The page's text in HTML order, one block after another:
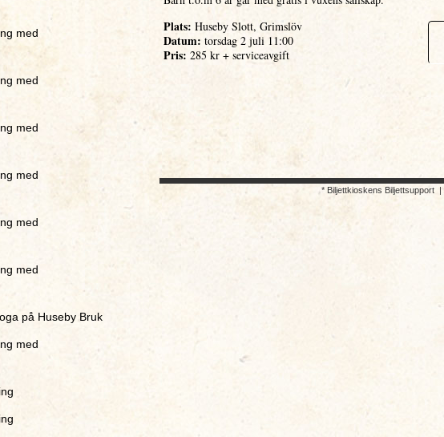
med
med
med
med
med
med
på Huseby Bruk
med
Plats: Huseby Slott, Grimslöv
Datum: torsdag 2 juli 11:00
Pris: 285 kr + serviceavgift
* Biljettkioskens Biljettsupport